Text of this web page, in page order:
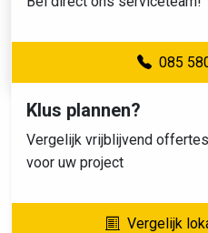
085
Klus plannen?
Vergelijk vrijblijvend
voor uw project
Vergelijk